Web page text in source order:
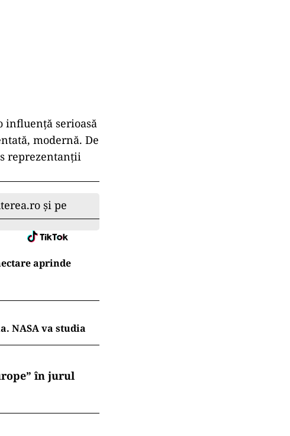
influență serioasă
modernă. De
reprezentanții
și pe
aprinde
NASA va studia
în jurul